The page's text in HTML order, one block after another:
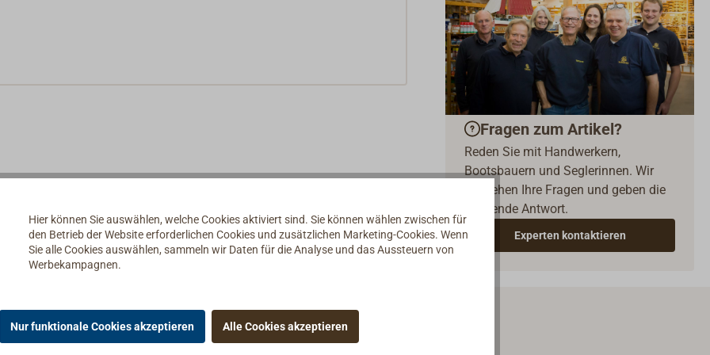
Fragen zum Artikel?
Reden Sie mit Handwerkern,
Bootsbauern und Seglerinnen. Wir
verstehen Ihre Fragen und geben die
passende Antwort.
Experten kontaktieren
& Zubehör
Hier können Sie auswählen, welche Cookies aktiviert sind. Sie können wählen zwischen für
den Betrieb der Website erforderlichen Cookies und zusätzlichen Marketing-Cookies. Wenn
Sie alle Cookies auswählen, sammeln wir Daten für die Analyse und das Aussteuern von
Werbekampagnen.
Nur funktionale Cookies akzeptieren Alle Cookies akzeptieren